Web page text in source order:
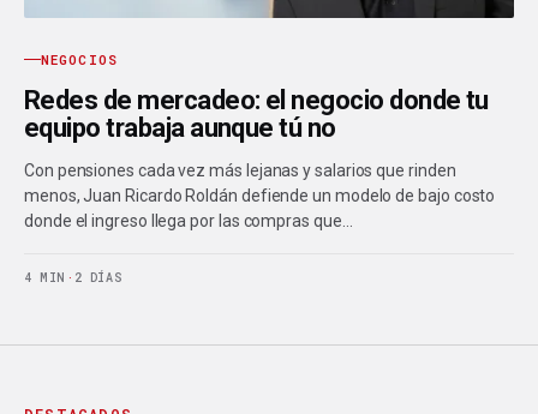
NEGOCIOS
Redes de mercadeo: el negocio donde tu
equipo trabaja aunque tú no
Con pensiones cada vez más lejanas y salarios que rinden
menos, Juan Ricardo Roldán defiende un modelo de bajo costo
donde el ingreso llega por las compras que…
4 MIN · 2 DÍAS